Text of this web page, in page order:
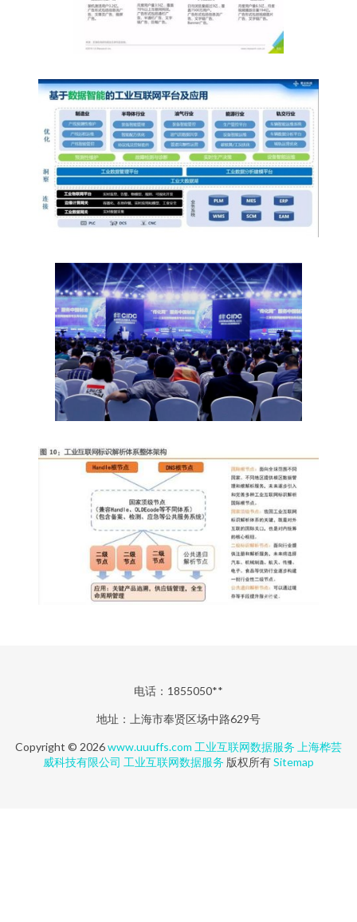
电话：1855050**
地址：上海市奉贤区场中路629号
Copyright © 2026www.uuuffs.com 工业互联网数据服务 上海桦芸
威科技有限公司 工业互联网数据服务 版权所有Sitemap